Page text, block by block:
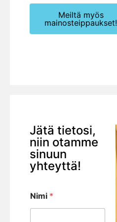
Meiltä myös
mainosteippaukset!
Jätä tietosi,
niin otamme
sinuun
yhteyttä!
Nimi *